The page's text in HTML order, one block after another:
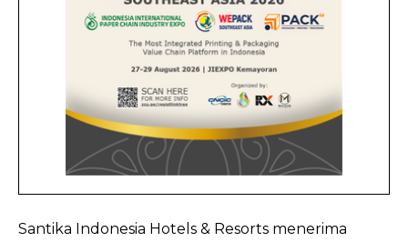
Santika Indonesia Hotels & Resorts menerima